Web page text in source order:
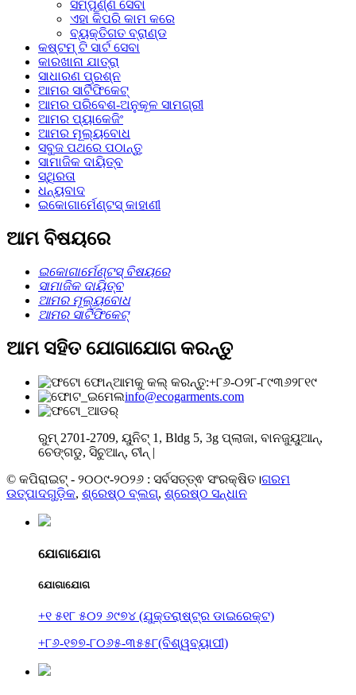
ସମ୍ପୂର୍ଣ୍ଣ ସେବା
ଏହା କିପରି କାମ କରେ
ବ୍ୟକ୍ତିଗତ ବ୍ରାଣ୍ଡ
କଷ୍ଟମ୍ ଟି ସାର୍ଟ ସେବା
କାରଖାନା ଯାତ୍ରା
ସାଧାରଣ ପ୍ରଶ୍ନ
ଆମର ସାର୍ଟିଫିକେଟ୍
ଆମର ପରିବେଶ-ଅନୁକୂଳ ସାମଗ୍ରୀ
ଆମର ପ୍ୟାକେଜିଂ
ଆମର ମୂଲ୍ୟବୋଧ
ସବୁଜ ପଥରେ ପଠାନ୍ତୁ
ସାମାଜିକ ଦାୟିତ୍ବ
ସ୍ଥିରତା
ଧନ୍ୟବାଦ
ଇକୋଗାର୍ମେଣ୍ଟସ୍ କାହାଣୀ
ଆମ ବିଷୟରେ
ଇକୋଗାର୍ମେଣ୍ଟସ୍ ବିଷୟରେ
ସାମାଜିକ ଦାୟିତ୍ବ
ଆମର ମୂଲ୍ୟବୋଧ
ଆମର ସାର୍ଟିଫିକେଟ୍
ଆମ ସହିତ ଯୋଗାଯୋଗ କରନ୍ତୁ
ଆମକୁ କଲ୍ କରନ୍ତୁ:+୮୬-୦୨୮-୮୯୩୬୨୮୧୯
info@ecogarments.com
ରୁମ୍ 2701-2709, ୟୁନିଟ୍ 1, Bldg 5, 3g ପ୍ଲାଜା, ବାନଜୁୟୁଆନ୍,
ଚେଙ୍ଗଡୁ, ସିଚୁଆନ୍, ଚୀନ୍ |
© କପିରାଇଟ୍ - ୨୦୦୯-୨୦୨୬ : ସର୍ବସତ୍ତ୍ଵ ସଂରକ୍ଷିତ।ଗରମ
ଉତ୍ପାଦଗୁଡ଼ିକ, ଶ୍ରେଷ୍ଠ ବ୍ଲଗ୍, ଶ୍ରେଷ୍ଠ ସନ୍ଧାନ
ଯୋଗାଯୋଗ
ଯୋଗାଯୋଗ
+୧ ୫୧୮ ୫୦୨ ୬୯୭୪ (ଯୁକ୍ତରାଷ୍ଟ୍ର ଡାଇରେକ୍ଟ)
+୮୬-୧୭୭-୮୦୬୫-୩୫୫୮(ବିଶ୍ୱବ୍ୟାପୀ)